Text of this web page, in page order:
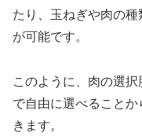
たり、玉ねぎや肉の
が可能です。
このように、肉の選
で自由に選べること
きます。